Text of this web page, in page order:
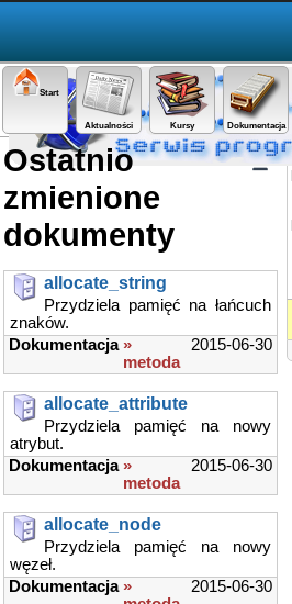
Start
Aktualności Kursy Dokumentacja
Ostatnio
zmienione
dokumenty
allocate_string
Przydziela pamięć na łańcuch
znaków.
2015-06-30
Dokumentacja »
metoda
allocate_attribute
Przydziela pamięć na nowy
atrybut.
2015-06-30
Dokumentacja »
metoda
allocate_node
Przydziela pamięć na nowy
węzeł.
2015-06-30
Dokumentacja »